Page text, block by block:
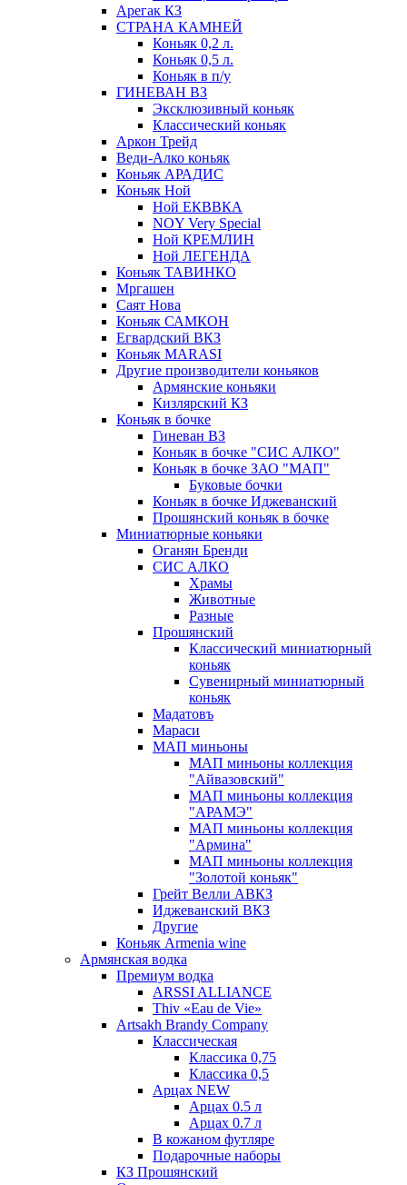
Арегак КЗ
СТРАНА КАМНЕЙ
Коньяк 0,2 л.
Коньяк 0,5 л.
Коньяк в п/у
ГИНЕВАН ВЗ
Эксклюзивный коньяк
Классический коньяк
Аркон Трейд
Веди-Алко коньяк
Коньяк АРАДИС
Коньяк Ной
Ной ЕКВВКА
NOY Very Special
Ной КРЕМЛИН
Ной ЛЕГЕНДА
Коньяк ТАВИНКО
Мргашен
Саят Нова
Коньяк САМКОН
Егвардский ВКЗ
Коньяк MARASI
Другие производители коньяков
Армянские коньяки
Кизлярский КЗ
Коньяк в бочке
Гиневан ВЗ
Коньяк в бочке "СИС АЛКО"
Коньяк в бочке ЗАО "МАП"
Буковые бочки
Коньяк в бочке Иджеванский
Прошянский коньяк в бочке
Миниатюрные коньяки
Оганян Бренди
СИС АЛКО
Храмы
Животные
Разные
Прошянский
Классический миниатюрный
коньяк
Сувенирный миниатюрный
коньяк
Мадатовъ
Мараси
МАП миньоны
МАП миньоны коллекция
"Айвазовский"
МАП миньоны коллекция
"АРАМЭ"
МАП миньоны коллекция
"Армина"
МАП миньоны коллекция
"Золотой коньяк"
Грейт Велли АВКЗ
Иджеванский ВКЗ
Другие
Коньяк Armenia wine
Армянская водка
Премиум водка
ARSSI ALLIANCE
Thiv «Eau de Vie»
Artsakh Brandy Company
Классическая
Классика 0,75
Классика 0,5
Арцах NEW
Арцах 0.5 л
Арцах 0.7 л
В кожаном футляре
Подарочные наборы
КЗ Прошянский